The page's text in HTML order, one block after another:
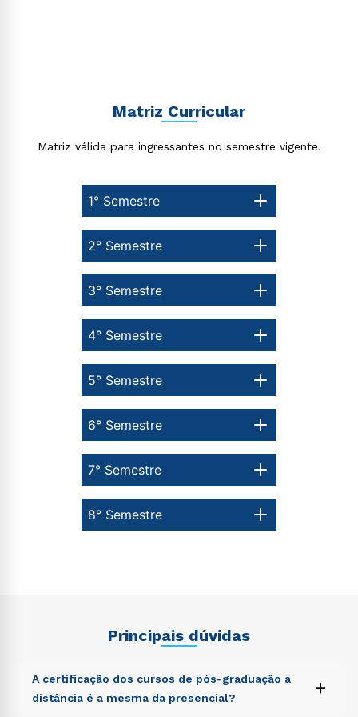
Matriz Curricular
Matriz válida para ingressantes no semestre vigente.
1° Semestre
8° Semestre
7° Semestre
6° Semestre
5° Semestre
4° Semestre
3° Semestre
2° Semestre
Principais dúvidas
A certificação dos cursos de pós-graduação a
distância é a mesma da presencial?
+
Política de Privacidade.
autorizo que meus dados sejam utilizados para o